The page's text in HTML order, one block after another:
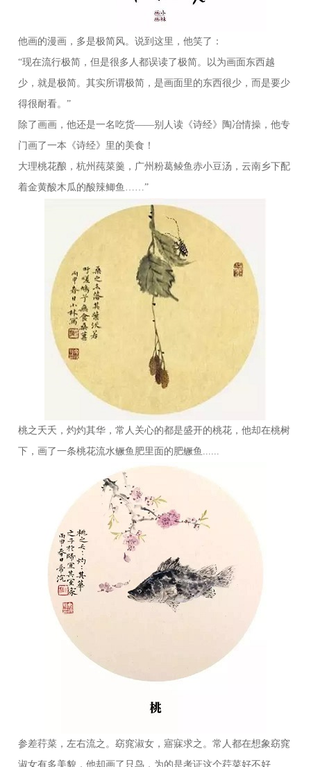
他画的漫画，多是极简风。说到这里，他笑了：
“现在流行极简，但是很多人都误读了极简。以为画面东西越
少，就是极简。其实所谓极简，是画面里的东西很少，而是要少
得很耐看。”
除了画画，他还是一名吃货——别人读《诗经》陶冶情操，他专
门画了一本《诗经》里的美食！
大理桃花酿，杭州莼菜羹，广州粉葛鲮鱼赤小豆汤，云南乡下配
着金黄酸木瓜的酸辣鲫鱼……”
桃之夭夭，灼灼其华，常人关心的都是盛开的桃花，他却在桃树
下，画了一条桃花流水鳜鱼肥里面的肥鳜鱼......
参差荇菜，左右流之。窈窕淑女，寤寐求之。常人都在想象窈窕
淑女有多美貌，他却画了只鸟，为的是考证这个荇菜好不好